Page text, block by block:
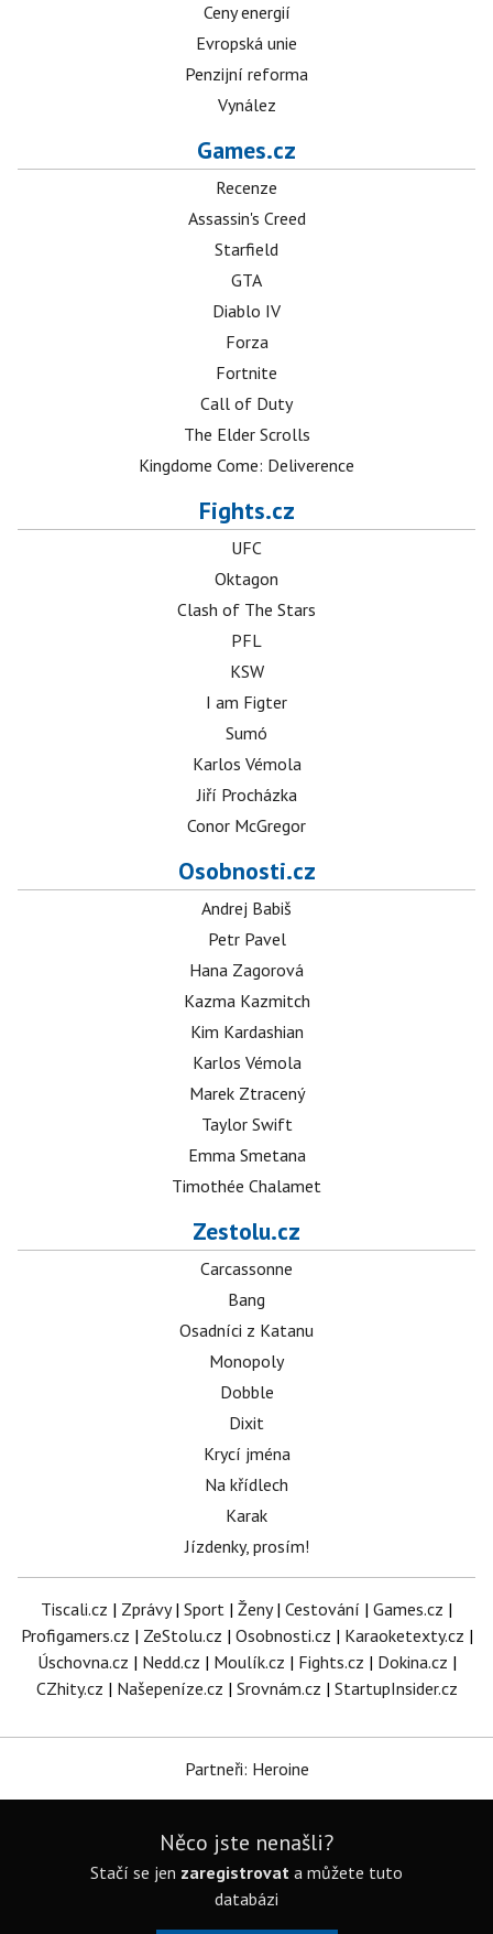
Ceny energií
Evropská unie
Penzijní reforma
Vynález
Games.cz
Recenze
Assassin's Creed
Starfield
GTA
Diablo IV
Forza
Fortnite
Call of Duty
The Elder Scrolls
Kingdome Come: Deliverence
Fights.cz
UFC
Oktagon
Clash of The Stars
PFL
KSW
I am Figter
Sumó
Karlos Vémola
Jiří Procházka
Conor McGregor
Osobnosti.cz
Andrej Babiš
Petr Pavel
Hana Zagorová
Kazma Kazmitch
Kim Kardashian
Karlos Vémola
Marek Ztracený
Taylor Swift
Emma Smetana
Timothée Chalamet
Zestolu.cz
Carcassonne
Bang
Osadníci z Katanu
Monopoly
Dobble
Dixit
Krycí jména
Na křídlech
Karak
Jízdenky, prosím!
Tiscali.cz | Zprávy| Sport | Ženy| Cestování | Games.cz |
Profigamers.cz | ZeStolu.cz | Osobnosti.cz | Karaoketexty.cz |
Úschovna.cz | Nedd.cz | Moulík.cz | Fights.cz | Dokina.cz |
CZhity.cz | Našepeníze.cz | Srovnám.cz | StartupInsider.cz
Partneři: Heroine
Něco jste nenašli?
Stačí se jen zaregistrovat a můžete tuto
databázi